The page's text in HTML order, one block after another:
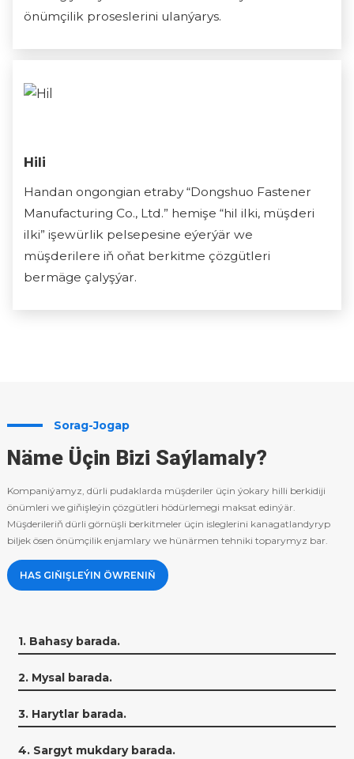
önümçilik proseslerini ulanýarys.
Hili
Handan ongongian etraby “Dongshuo Fastener
Manufacturing Co., Ltd.” hemişe “hil ilki, müşderi
ilki” işewürlik pelsepesine eýerýär we
müşderilere iň oňat berkitme çözgütleri
bermäge çalyşýar.
Sorag-Jogap
Näme Üçin Bizi Saýlamaly?
Kompaniýamyz, dürli pudaklarda müşderiler üçin ýokary hilli berkidiji
önümleri we giňişleýin çözgütleri hödürlemegi maksat edinýär.
Müşderileriň dürli görnüşli berkitmeler üçin isleglerini kanagatlandyryp
biljek ösen önümçilik enjamlary we hünärmen tehniki toparymyz bar.
HAS GIŇIŞLEÝIN ÖWRENIŇ
1. Bahasy barada.
2. Mysal barada.
3. Harytlar barada.
4. Sargyt mukdary barada.